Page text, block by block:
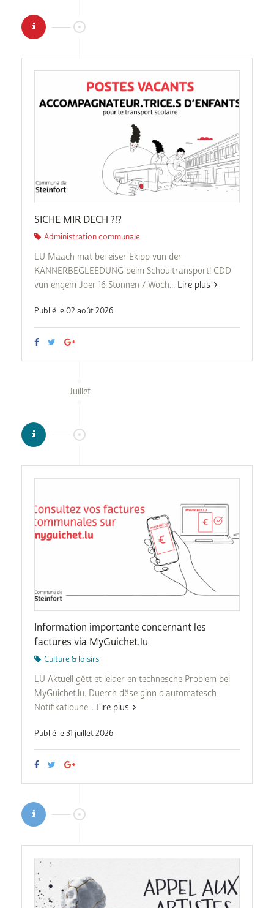
SICHE MIR DECH ?!?
Administration communale
LU Maach mat bei eiser Ekipp vun der
KANNERBEGLEEDUNG beim Schoultransport! CDD
vun engem Joer 16 Stonnen / Woch... Lire plus
Publié le 02 août 2026
Juillet
Information importante concernant les
factures via MyGuichet.lu
Culture & loisirs
LU Aktuell gëtt et leider en technesche Problem bei
MyGuichet.lu. Duerch dëse ginn d'automatesch
Notifikatioune... Lire plus
Publié le 31 juillet 2026